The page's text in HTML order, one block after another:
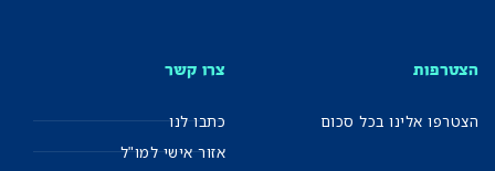
הצטרפות
הצטרפו אלינו בכל סכום
צרו קשר
כתבו לנו
אזור אישי למו"ל